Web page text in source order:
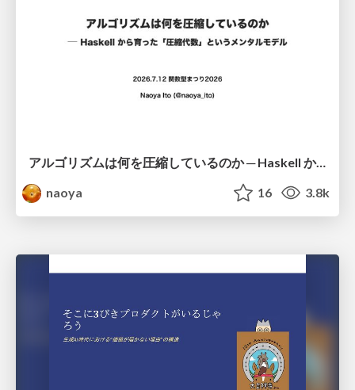
アルゴリズムは何を圧縮しているのか ─ Haskell から育った「圧縮代数」というメンタルモデル
naoya
16 3.8k